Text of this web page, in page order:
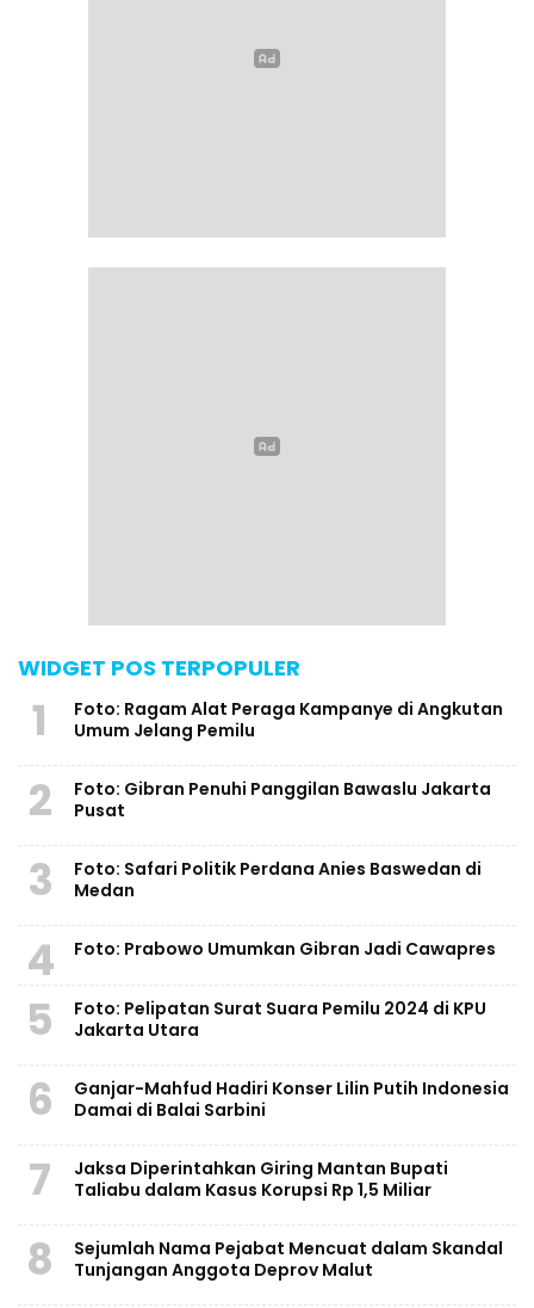
WIDGET POS TERPOPULER
1
Foto: Ragam Alat Peraga Kampanye di Angkutan
Umum Jelang Pemilu
2
Foto: Gibran Penuhi Panggilan Bawaslu Jakarta
Pusat
3
Foto: Safari Politik Perdana Anies Baswedan di
Medan
4 Foto: Prabowo Umumkan Gibran Jadi Cawapres
5
Foto: Pelipatan Surat Suara Pemilu 2024 di KPU
Jakarta Utara
6
Ganjar-Mahfud Hadiri Konser Lilin Putih Indonesia
Damai di Balai Sarbini
7
Jaksa Diperintahkan Giring Mantan Bupati
Taliabu dalam Kasus Korupsi Rp 1,5 Miliar
8
Sejumlah Nama Pejabat Mencuat dalam Skandal
Tunjangan Anggota Deprov Malut